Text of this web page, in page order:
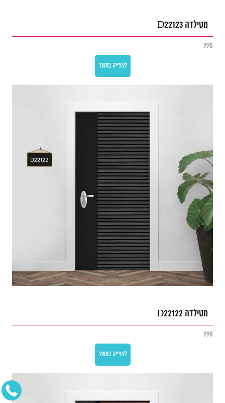
מטילדה D22123
990
לצפייה במוצר
מטילדה D22122
990
לצפייה במוצר